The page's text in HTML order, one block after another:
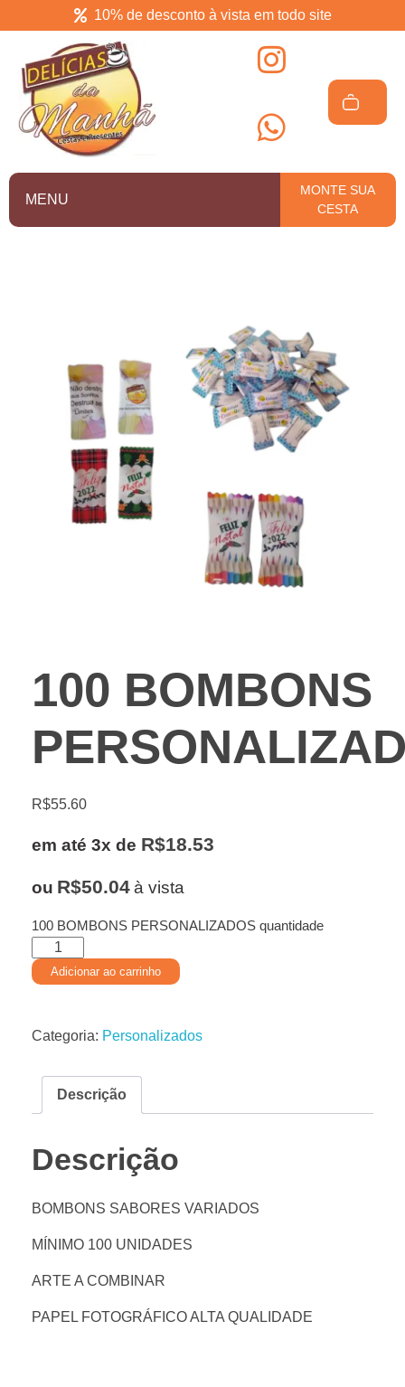
10% de desconto à vista em todo site
Delícias da manhã
MENU
MONTE SUA
CESTA
100 BOMBONS
R$55.60
em até 3x de R$18.53
ou R$50.04à vista
100 BOMBONS PERSONALIZADOS quantidade
Adicionar ao carrinho
Categoria: Personalizados
Descrição
Descrição
BOMBONS SABORES VARIADOS
MÍNIMO 100 UNIDADES
ARTE A COMBINAR
PAPEL FOTOGRÁFICO ALTA QUALIDADE